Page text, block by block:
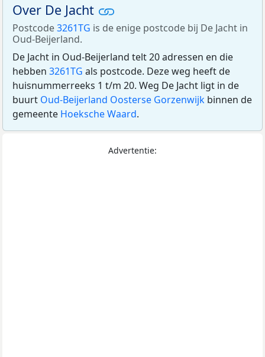
Over De Jacht
Postcode3261TG is de enige postcode bij De Jacht in
Oud-Beijerland.
De Jacht in Oud-Beijerland telt 20 adressen en die
hebben 3261TG als postcode. Deze weg heeft de
huisnummerreeks 1 t/m 20. Weg De Jacht ligt in de
buurt Oud-Beijerland Oosterse Gorzenwijk binnen de
gemeente Hoeksche Waard.
Advertentie: